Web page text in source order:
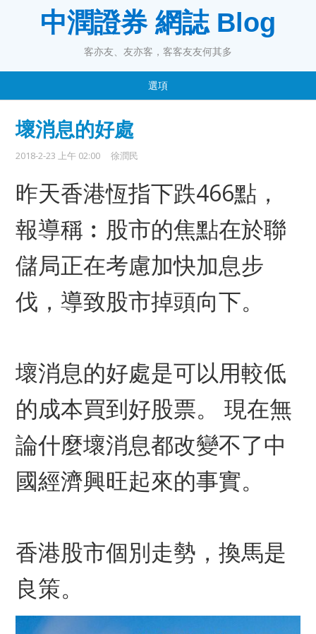
中潤證券 網誌 Blog
客亦友、友亦客，客客友友何其多
選項
壞消息的好處
2018-2-23 上午 02:00 徐潤民
昨天香港恆指下跌466點，
報導稱︰股市的焦點在於聯
儲局正在考慮加快加息步
伐，導致股市掉頭向下。
壞消息的好處是可以用較低
的成本買到好股票。 現在無
論什麼壞消息都改變不了中
國經濟興旺起來的事實。
香港股市個別走勢，換馬是
良策。